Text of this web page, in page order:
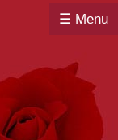
☰ Menu